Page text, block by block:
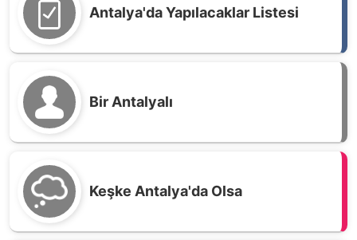
Antalya'da Yapılacaklar Listesi
Bir Antalyalı
Keşke Antalya'da Olsa